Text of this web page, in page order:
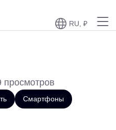
RU, ₽
просмотров
Смартфоны